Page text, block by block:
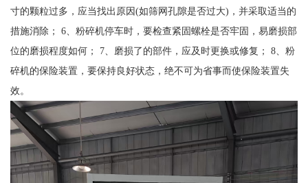
寸的颗粒过多，应当找出原因(如筛网孔隙是否过大)，并采取适当的
措施消除； 6、粉碎机停车时，要检查紧固螺栓是否牢固，易磨损部
位的磨损程度如何； 7、磨损了的部件，应及时更换或修复； 8、粉
碎机的保险装置，要保持良好状态，绝不可为省事而使保险装置失
效。